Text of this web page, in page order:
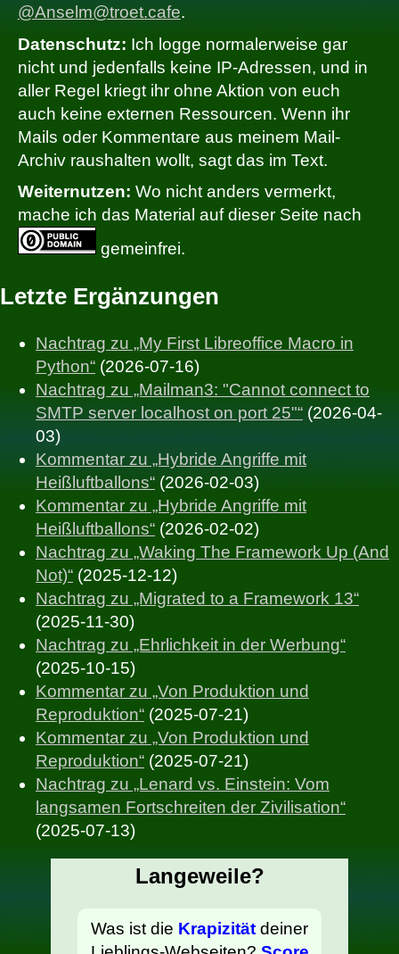
@Anselm@troet.cafe.
Datenschutz: Ich logge normalerweise gar
nicht und jedenfalls keine IP-Adressen, und in
aller Regel kriegt ihr ohne Aktion von euch
auch keine externen Ressourcen. Wenn ihr
Mails oder Kommentare aus meinem Mail-
Archiv raushalten wollt, sagt das im Text.
Weiternutzen: Wo nicht anders vermerkt,
mache ich das Material auf dieser Seite nach
gemeinfrei.
Letzte Ergänzungen
Nachtrag zu „My First Libreoffice Macro in
Python“ (2026-07-16)
Nachtrag zu „Mailman3: "Cannot connect to
SMTP server localhost on port 25"“ (2026-04-
03)
Kommentar zu „Hybride Angriffe mit
Heißluftballons“ (2026-02-03)
Kommentar zu „Hybride Angriffe mit
Heißluftballons“ (2026-02-02)
Nachtrag zu „Waking The Framework Up (And
Not)“ (2025-12-12)
Nachtrag zu „Migrated to a Framework 13“
(2025-11-30)
Nachtrag zu „Ehrlichkeit in der Werbung“
(2025-10-15)
Kommentar zu „Von Produktion und
Reproduktion“ (2025-07-21)
Kommentar zu „Von Produktion und
Reproduktion“ (2025-07-21)
Nachtrag zu „Lenard vs. Einstein: Vom
langsamen Fortschreiten der Zivilisation“
(2025-07-13)
Langeweile?
Was ist die Krapizität deiner